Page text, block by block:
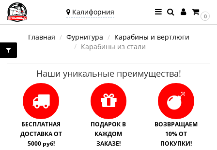
Калифорния
Калифорния
Угадали?
0
Главная Фурнитура
Карабины и вертлюги
Карабины из стали
Наши уникальные преимущества!
БЕСПЛАТНАЯ
ДОСТАВКА ОТ
5000 руб!
ПОДАРОК В
КАЖДОМ
ЗАКАЗЕ!
ВОЗВРАЩАЕМ
10% ОТ
ПОКУПКИ!